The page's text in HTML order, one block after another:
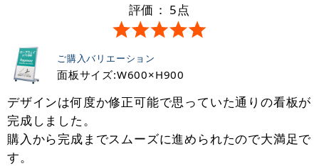
評価： 5点
ご購入バリエーション
面板サイズ:W600×H900
デザインは何度か修正可能で思っていた通りの看板が
完成しました。
購入から完成までスムーズに進められたので大満足で
す。